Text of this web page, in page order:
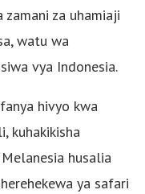
za uhamiaji
watu wa
vya Indonesia.
hivyo kwa
kuhakikisha
husalia
ya safari